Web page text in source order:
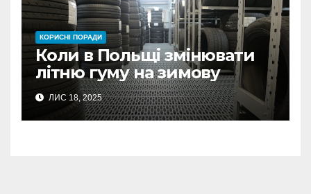
КОРИСНІ ПОРАДИ
Коли в Польщі змінювати
літню гуму на зимову
ЛИС 18, 2025